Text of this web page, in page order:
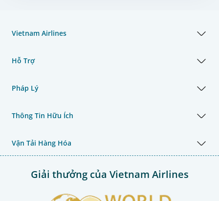
Vietnam Airlines
Hỗ Trợ
Pháp Lý
Thông Tin Hữu Ích
Vận Tải Hàng Hóa
Giải thưởng của Vietnam Airlines